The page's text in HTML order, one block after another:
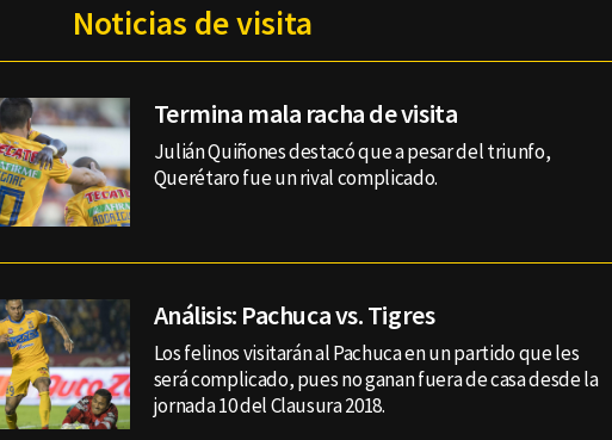
Noticias de visita
Termina mala racha de visita
Julián Quiñones destacó que a pesar del triunfo,
Querétaro fue un rival complicado.
Análisis: Pachuca vs. Tigres
Los felinos visitarán al Pachuca en un partido que les
será complicado, pues no ganan fuera de casa desde la
jornada 10 del Clausura 2018.